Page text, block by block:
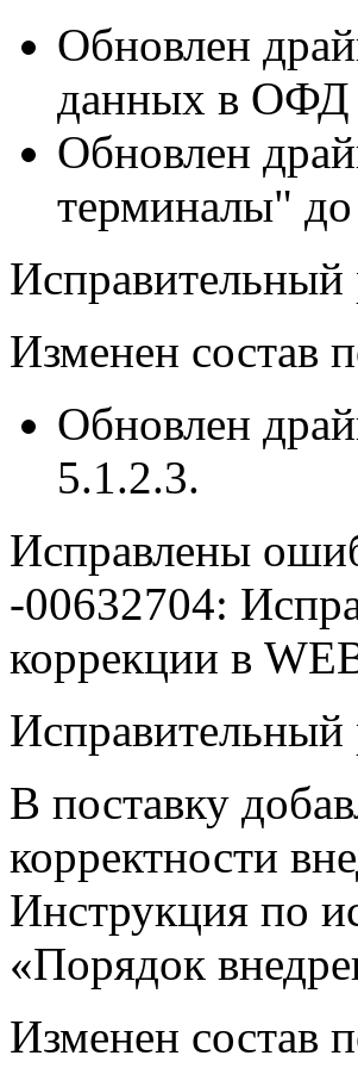
Обновлен
данных в ОФД
Обновлен
терминалы"
Исправительный
Изменен состав
Обновлен
5.1.2.3.
Исправлены
-00632704:
коррекции в
Исправительный
В поставку
корректности
Инструкция по
«Порядок
Изменен состав